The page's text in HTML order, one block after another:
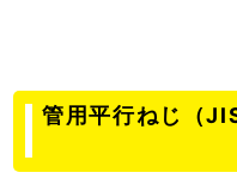
管用平行ね